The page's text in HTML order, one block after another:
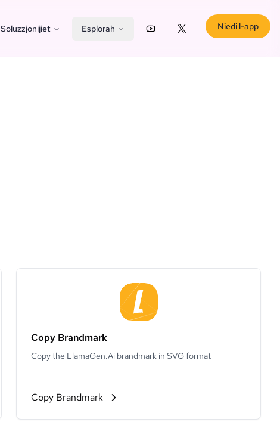
Soluzzjonijiet Esplorah YouTubeX (Twitter)
Niedi l-app
Copy Brandmark
Copy the LlamaGen.Ai brandmark in SVG format
Copy Brandmark